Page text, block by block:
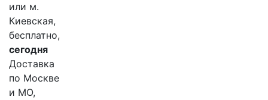
или м.
Киевская,
бесплатно,
сегодня
Доставка
по Москве
и МО,